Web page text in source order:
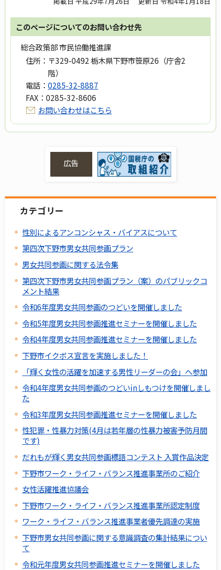
このページについてのお問い合わせ先
総合政策部 市民協働推進課
住所： 〒329-0492 栃木県下野市笹原26（庁舎2
階）
電話： 0285-32-8887
FAX： 0285-32-8606
お問い合わせはこちら
広告
カテゴリー
性別によるアンコンシャス・バイアスについて
第四次下野市男女共同参画プラン
男女共同参画に関する法令集
第四次下野市男女共同参画プラン（案）のパブリックコ
メント結果
令和6年度男女共同参画のつどいを開催しました
令和5年度男女共同参画推進セミナーを開催しました
令和4年度男女共同参画推進セミナーを開催しました
下野市イクボス宣言を実施しました！
「輝く女性の活躍を加速する男性リーダーの会」へ参加
令和4年度男女共同参画のつどいinしもつけを開催しまし
た
令和3年度男女共同参画推進セミナーを開催しました
性犯罪・性暴力対策(4月は若年層の性暴力被害予防月間
です)
だれもが輝く男女共同参画標語コンテスト 入賞作品決定
下野市ワーク・ライフ・バランス推進事業所のご紹介
女性活躍推進協議会
下野市ワーク・ライフ・バランス推進事業所認定制度
ワーク・ライフ・バランス推進事業者優先調達の実施
下野市男女共同参画に関する意識調査の集計結果につい
て
令和元年度男女共同参画推進セミナーを開催しました